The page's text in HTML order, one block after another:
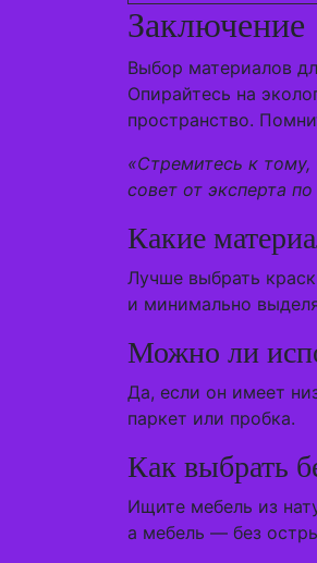
Заключение
Выбор материалов
Опирайтесь на
пространство.
«Стремитесь к
совет от эксперта
Какие
Лучше выбрать
и минимально
Можно ли
Да, если он имеет
паркет или пробка.
Как выбрать
Ищите мебель из
а мебель — без